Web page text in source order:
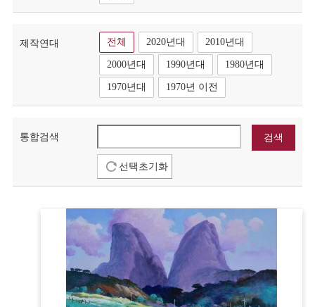
제작연대 전체 2020년대 2010년대
2000년대 1990년대 1980년대
1970년대 1970년 이전
통합검색
선택초기화